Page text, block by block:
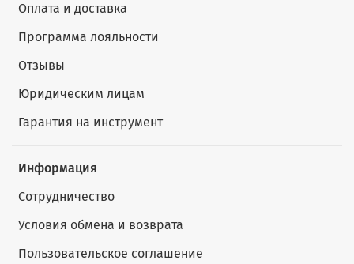
Оплата и доставка
Программа лояльности
Отзывы
Юридическим лицам
Гарантия на инструмент
Информация
Сотрудничество
Условия обмена и возврата
Пользовательское соглашение